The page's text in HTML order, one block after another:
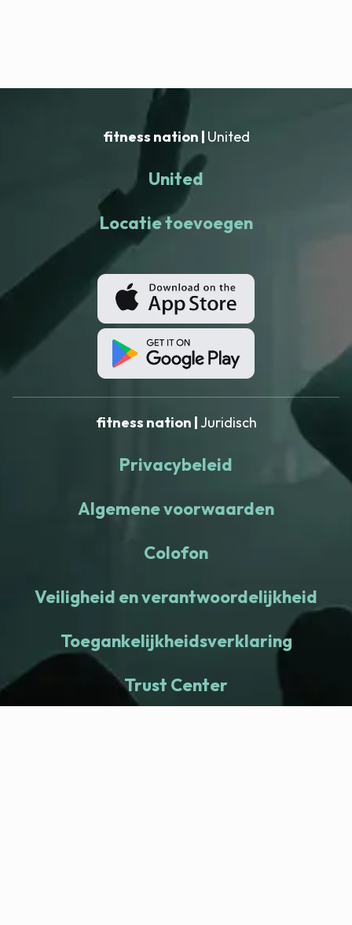
fitness nation | United
United
Locatie toevoegen
fitness nation | Juridisch
Privacybeleid
Algemene voorwaarden
Colofon
Veiligheid en verantwoordelijkheid
Toegankelijkheidsverklaring
Trust Center